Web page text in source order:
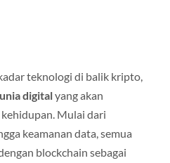
teknologi di balik kripto,
digitalyang akan
Mulai dari
keamanan data, semua
blockchain sebagai